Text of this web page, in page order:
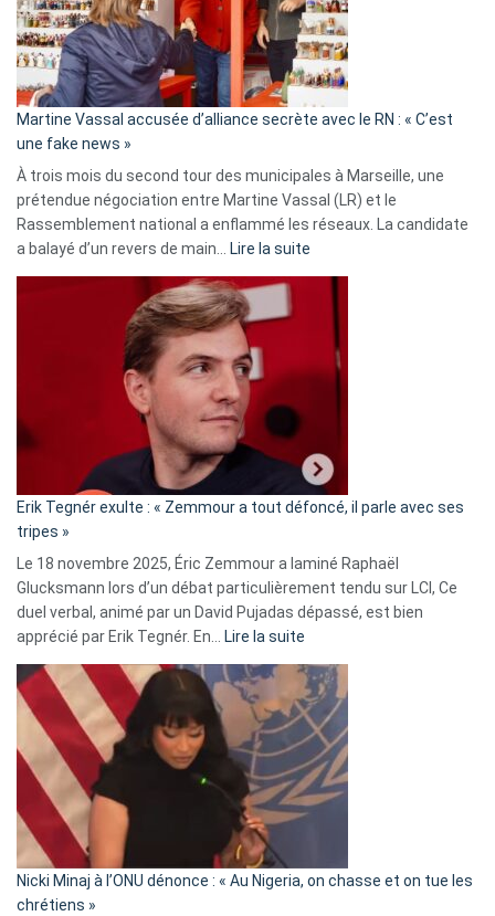
Algérie
Martine Vassal accusée d’alliance secrète avec le RN : « C’est
une fake news »
À trois mois du second tour des municipales à Marseille, une
prétendue négociation entre Martine Vassal (LR) et le
Rassemblement national a enflammé les réseaux. La candidate
a balayé d’un revers de main… Lire la suite
Martine
Vassal
d’alliance
secrète
«
C’est
fake
news
»
Erik Tegnér exulte : « Zemmour a tout défoncé, il parle avec ses
tripes »
Le 18 novembre 2025, Éric Zemmour a laminé Raphaël
Glucksmann lors d’un débat particulièrement tendu sur LCI, Ce
duel verbal, animé par un David Pujadas dépassé, est bien
apprécié par Erik Tegnér. En… Lire la suite
Erik
Tegnér
exulte
:
« Zemmour
a
tout
parle
Nicki Minaj à l’ONU dénonce : « Au Nigeria, on chasse et on tue les
chrétiens »